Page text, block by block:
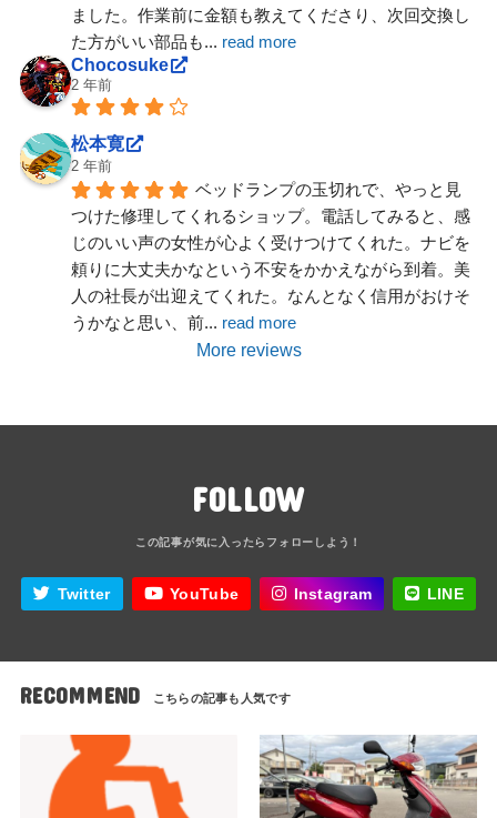
ました。作業前に金額も教えてくださり、次回交換し
た方がいい部品も... read more
Chocosuke
2 年前
松本寛
2 年前
ベッドランプの玉切れで、やっと見
つけた修理してくれるショップ。電話してみると、感
じのいい声の女性が心よく受けつけてくれた。ナビを
頼りに大丈夫かなという不安をかかえながら到着。美
人の社長が出迎えてくれた。なんとなく信用がおけそ
うかなと思い、前... read more
More reviews
FOLLOW
Twitter YouTube Instagram LINE
RECOMMEND